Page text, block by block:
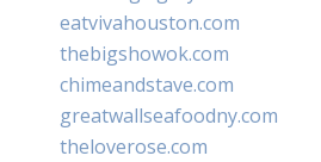
eatvivahouston.com
thebigshowok.com
chimeandstave.com
greatwallseafoodny.com
theloverose.com